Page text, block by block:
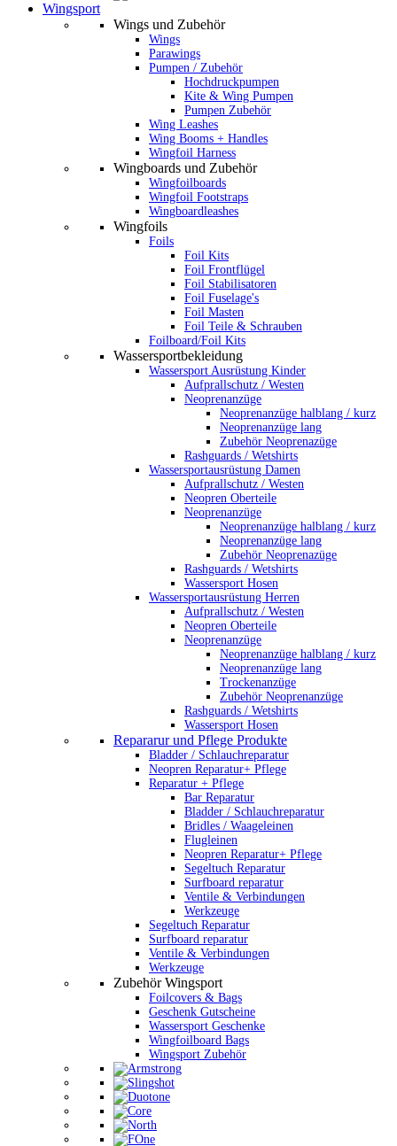
Wingsport
Wings und Zubehör
Wings
Parawings
Pumpen / Zubehör
Hochdruckpumpen
Kite & Wing Pumpen
Pumpen Zubehör
Wing Leashes
Wing Booms + Handles
Wingfoil Harness
Wingboards und Zubehör
Wingfoilboards
Wingfoil Footstraps
Wingboardleashes
Wingfoils
Foils
Foil Kits
Foil Frontflügel
Foil Stabilisatoren
Foil Fuselage's
Foil Masten
Foil Teile & Schrauben
Foilboard/Foil Kits
Wassersportbekleidung
Wassersport Ausrüstung Kinder
Aufprallschutz / Westen
Neoprenanzüge
Neoprenanzüge halblang / kurz
Neoprenanzüge lang
Zubehör Neoprenazüge
Rashguards / Wetshirts
Wassersportausrüstung Damen
Aufprallschutz / Westen
Neopren Oberteile
Neoprenanzüge
Neoprenanzüge halblang / kurz
Neoprenanzüge lang
Zubehör Neoprenazüge
Rashguards / Wetshirts
Wassersport Hosen
Wassersportausrüstung Herren
Aufprallschutz / Westen
Neopren Oberteile
Neoprenanzüge
Neoprenanzüge halblang / kurz
Neoprenanzüge lang
Trockenanzüge
Zubehör Neoprenanzüge
Rashguards / Wetshirts
Wassersport Hosen
Repararur und Pflege Produkte
Bladder / Schlauchreparatur
Neopren Reparatur+ Pflege
Reparatur + Pflege
Bar Reparatur
Bladder / Schlauchreparatur
Bridles / Waageleinen
Flugleinen
Neopren Reparatur+ Pflege
Segeltuch Reparatur
Surfboard reparatur
Ventile & Verbindungen
Werkzeuge
Segeltuch Reparatur
Surfboard reparatur
Ventile & Verbindungen
Werkzeuge
Zubehör Wingsport
Foilcovers & Bags
Geschenk Gutscheine
Wassersport Geschenke
Wingfoilboard Bags
Wingsport Zubehör